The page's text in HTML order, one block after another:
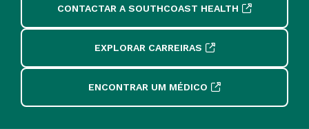
CONTACTAR A SOUTHCOAST HEALTH
EXPLORAR CARREIRAS
ENCONTRAR UM MÉDICO